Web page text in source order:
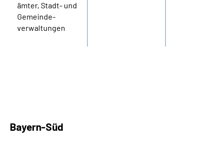
ämter, Stadt- und
Gemeinde­
verwaltungen
Bayern-Süd